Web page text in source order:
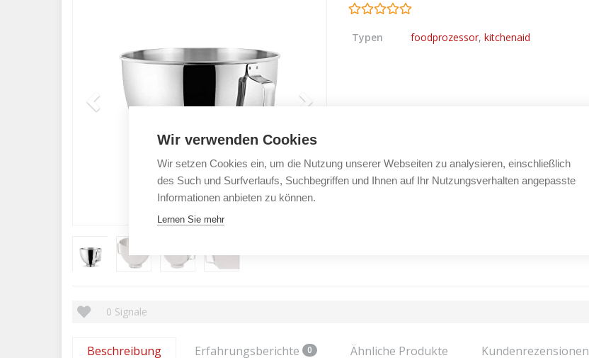
Typen foodprozessor, kitchenaid
0 Signale
Beschreibung Erfahrungsberichte 0 Ähnliche Produkte Kundenrezensionen
Wir verwenden Cookies
Wir setzen Cookies ein, um die Nutzung unserer Webseiten zu analysieren, einschließlich
des Such und Surfverlaufs, Suchbegriffen und Ihnen auf Ihr Nutzungsverhalten angepasste
Informationen anbieten zu können.
Lernen Sie mehr